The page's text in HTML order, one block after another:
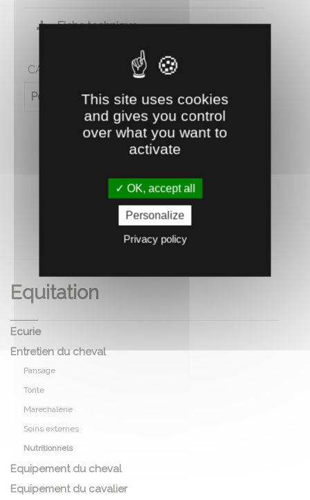
Fiche technique
CARACTÉRISTIQUES
Poids (en kg) 1
RECOMMANDEZ CE PRODUIT À UN AMI
Equitation
Ecurie
Entretien du cheval
Pansage
Tonte
Marechalerie
Soins externes
Nutritionnels
Equipement du cheval
Equipement du cavalier
This site uses cookies
and gives you control
over what you want to
activate
OK, accept all
Personalize
Privacy policy